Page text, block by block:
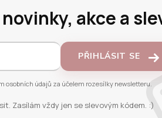
akce a
PŘIHLÁSIT SE
osobních údajů za účelem rozesílky newsletteru.
Zasílám vždy jen se slevovým kódem. :)